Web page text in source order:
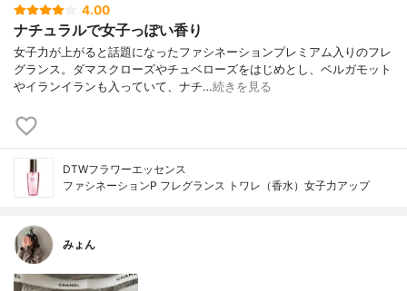
4.00
ナチュラルで女子っぽい香り
女子力が上がると話題になったファシネーションプレミアム入りのフレ
グランス。ダマスクローズやチュベローズをはじめとし、ベルガモット
やイランイランも入っていて、ナチ…続きを見る
DTWフラワーエッセンス
ファシネーションP フレグランス トワレ（香水）女子力アップ
みょん